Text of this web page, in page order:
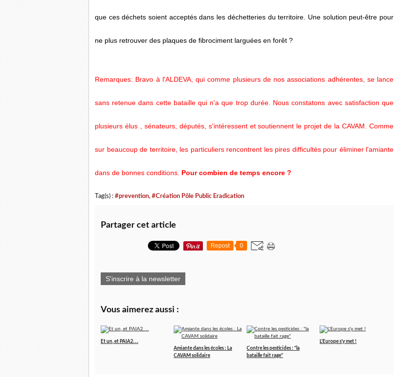
que ces déchets soient acceptés dans les déchetteries du territoire. Une solution peut-être pour
ne plus retrouver des plaques de fibrociment larguées en forêt ?
Remarques: Bravo à l'ALDEVA, qui comme plusieurs de nos associations adhérentes, se lance
sans retenue dans cette bataille qui n'a que trop durée. Nous constatons avec satisfaction que
plusieurs élus , sénateurs, députés, s'intéressent et soutiennent le projet de la CAVAM. Comme
sur beaucoup de territoire, les particuliers rencontrent les pires difficultés pour éliminer l'amiante
dans de bonnes conditions. Pour combien de temps encore ?
Tag(s) : #prevention, #Création Pôle Public Eradication
Partager cet article
Repost 0
S'inscrire à la newsletter
Vous aimerez aussi :
Et un, et PAIA2. . .
Amiante dans les écoles : La
CAVAM solidaire
Contre les pesticides : "la
bataille fait rage"
L'Europe s'y met !